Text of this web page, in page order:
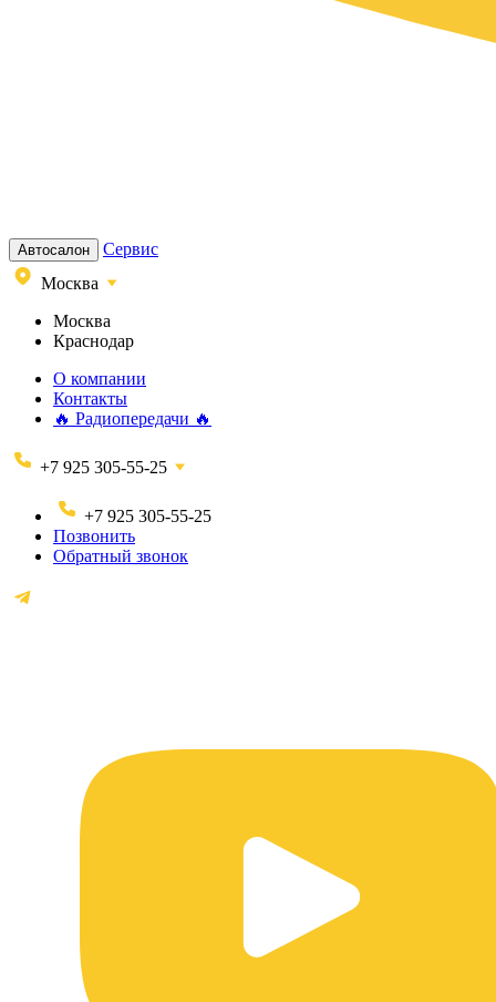
Автосалон
Сервис
Москва
Москва
Краснодар
О компании
Контакты
🔥 Радиопередачи 🔥
+7 925 305-55-25
+7 925 305-55-25
Позвонить
Обратный звонок